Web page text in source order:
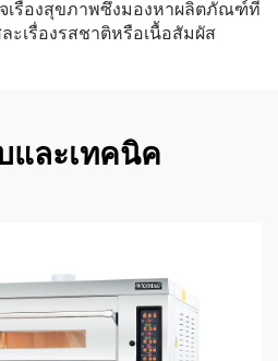
เรื่องสุขภาพซึ่งมองหาผลิตภัณฑ์ที่
ะเรื่องรสชาติหรือเนื้อสัมผัส
และเทคนิค